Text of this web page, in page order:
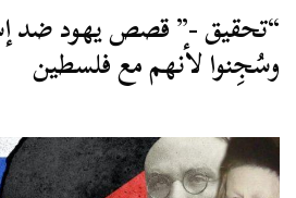
“تحقيق -” قصص يهود ضد
وسُجِنوا لأنهم مع فلسطين